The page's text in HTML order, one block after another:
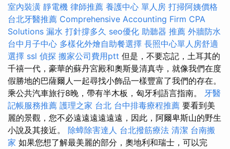
室內裝潢 靜電機 律師推薦 養護中心 單人房 打掃阿姨價格
台北牙醫推薦 Comprehensive Accounting Firm CPA
Solutions 漏水 打針撐多久 seo優化 助聽器 推薦 外牆防水
台中月子中心 多樣化外燴自助餐選擇 長照中心單人房舒適
選擇 ssl 偵探 搬家公司費用ptt 但是，不要忘記，土耳其的
千禧一代，豪華的蘇丹宮殿和奧斯曼清真寺，就像我們在度
假勝地的巴薩爾人一起尋找小飾品一樣豐富了我們的存在。
乘公共汽車旅行8晚，帶有半木板，匈牙利語言指南。 牙醫
記帳服務推薦 護理之家 台北 台中排毒療程推薦 要看到美
麗的景觀，您不必遠遠遠遠遠遠，因此，阿爾卑斯山的野生
小說及其接近。 除蟑除害達人 台北撥筋療法 清潔 台南搬
家 如果您想了解最美麗的部分，奧地利和瑞士，可以完